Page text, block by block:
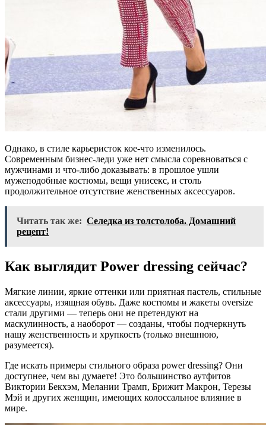
Однако, в стиле карьеристок кое-что изменилось.
Современным бизнес-леди уже нет смысла соревноваться с
мужчинами и что-либо доказывать: в прошлое ушли
мужеподобные костюмы, вещи унисекс, и столь
продолжительное отсутствие женственных аксессуаров.
Читать так же: Селедка из толстолоба. Домашний
рецепт!
Как выглядит Power dressing сейчас?
Мягкие линии, яркие оттенки или приятная пастель, стильные
аксессуары, изящная обувь. Даже костюмы и жакеты oversize
стали другими — теперь они не претендуют на
маскулинность, а наоборот — созданы, чтобы подчеркнуть
нашу женственность и хрупкость (только внешнюю,
разумеется).
Где искать примеры стильного образа power dressing? Они
доступнее, чем вы думаете! Это большинство аутфитов
Виктории Бекхэм, Мелании Трамп, Брижит Макрон, Терезы
Мэй и других женщин, имеющих колоссальное влияние в
мире.